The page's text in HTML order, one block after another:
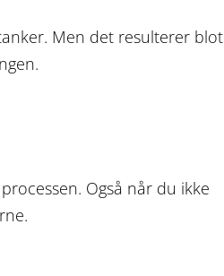
Men det resulterer blot
Også når du ikke